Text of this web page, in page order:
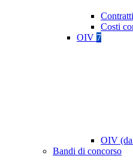
Costi
OIV 7
OIV (da
Bandi di concorso